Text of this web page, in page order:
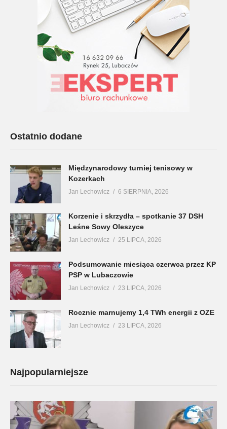
Ostatnio dodane
Międzynarodowy turniej tenisowy w
Kozerkach
Jan Lechowicz 6 SIERPNIA, 2026
Korzenie i skrzydła – spotkanie 37 DSH
Leśne Sowy Oleszyce
Jan Lechowicz 25 LIPCA, 2026
Podsumowanie miesiąca czerwca przez KP
PSP w Lubaczowie
Jan Lechowicz 23 LIPCA, 2026
Rocznie marnujemy 1,4 TWh energii z OZE
Jan Lechowicz 23 LIPCA, 2026
Najpopularniejsze